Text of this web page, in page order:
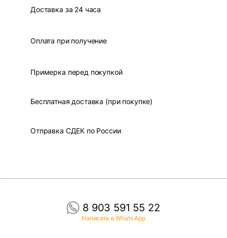
Доставка за 24 часа
Оплата при получение
Примерка перед покупкой
Бесплатная доставка (при покупке)
Отправка СДЕК по России
8 903 591 55 22
Написать в Whats App